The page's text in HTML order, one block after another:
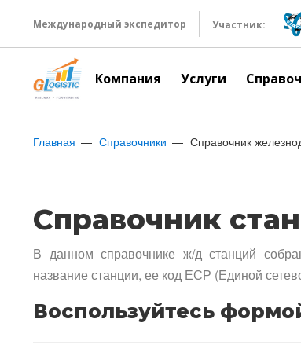
Международный экспедитор Участник:
Компания Услуги
Главная Справочники Справочник
Справочник
В данном справочнике ж/д станций
название станции, ее код ЕСР (Единой
Воспользуйтесь